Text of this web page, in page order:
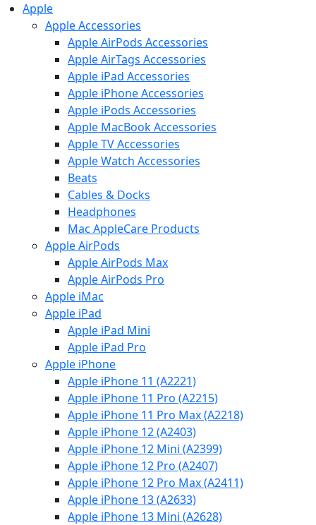
Apple
Apple Accessories
Apple AirPods Accessories
Apple AirTags Accessories
Apple iPad Accessories
Apple iPhone Accessories
Apple iPods Accessories
Apple MacBook Accessories
Apple TV Accessories
Apple Watch Accessories
Beats
Cables & Docks
Headphones
Mac AppleCare Products
Apple AirPods
Apple AirPods Max
Apple AirPods Pro
Apple iMac
Apple iPad
Apple iPad Mini
Apple iPad Pro
Apple iPhone
Apple iPhone 11 (A2221)
Apple iPhone 11 Pro (A2215)
Apple iPhone 11 Pro Max (A2218)
Apple iPhone 12 (A2403)
Apple iPhone 12 Mini (A2399)
Apple iPhone 12 Pro (A2407)
Apple iPhone 12 Pro Max (A2411)
Apple iPhone 13 (A2633)
Apple iPhone 13 Mini (A2628)